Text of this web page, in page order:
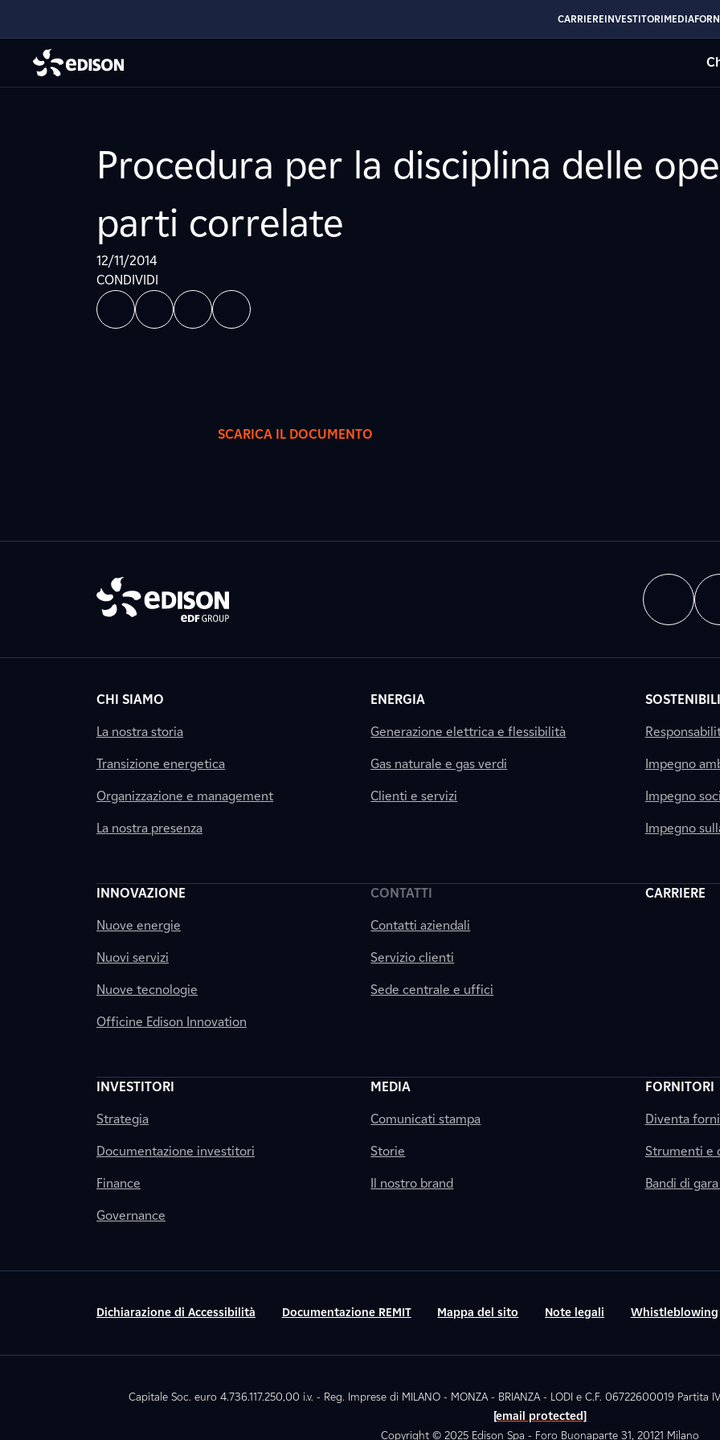
CARRIEREINVESTITORIMEDIA
Procedura per la disciplina delle
parti correlate
12/11/2014
CONDIVIDI
SCARICA IL DOCUMENTO
CHI SIAMO
La nostra storia
Transizione energetica
Organizzazione e management
La nostra presenza
ENERGIA
Generazione elettrica e flessibilità
Gas naturale e gas verdi
Clienti e servizi
Impegno
Impegno
Impegno
INNOVAZIONE
Nuove energie
Nuovi servizi
Nuove tecnologie
Officine Edison Innovation
CONTATTI
Contatti aziendali
Servizio clienti
Sede centrale e uffici
CARRIERE
INVESTITORI
Strategia
Documentazione investitori
Finance
Governance
MEDIA
Comunicati stampa
Storie
Il nostro brand
FORNITORI
Diventa
Strumenti e
Bandi di
Dichiarazione di Accessibilità Documentazione REMIT Mappa del sito Note legali Whistleblowing
Capitale Soc. euro 4.736.117.250,00 i.v. - Reg. Imprese di MILANO - MONZA - BRIANZA - LODI e C.F. 06722600019 Partita
[email protected]
Copyright © 2025 Edison Spa - Foro Buonaparte 31, 20121 Milano